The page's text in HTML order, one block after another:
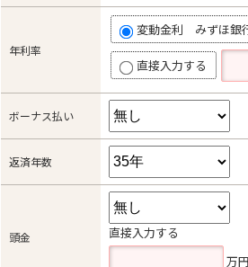
年利率
変動金利 みずほ銀
直接入力する
ボーナス払い
返済年数
頭金
直接入力する
万円